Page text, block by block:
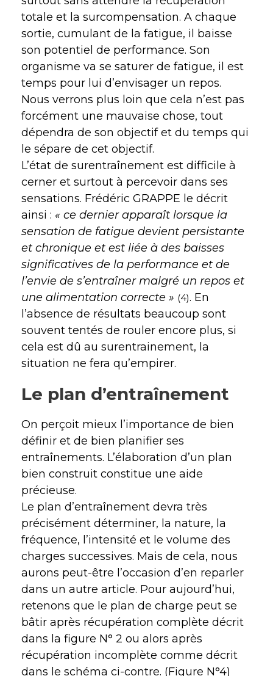
totale et la surcompensation. A chaque
sortie, cumulant de la fatigue, il baisse
son potentiel de performance. Son
organisme va se saturer de fatigue, il est
temps pour lui d’envisager un repos.
Nous verrons plus loin que cela n’est pas
forcément une mauvaise chose, tout
dépendra de son objectif et du temps qui
le sépare de cet objectif.
L’état de surentraînement est difficile à
cerner et surtout à percevoir dans ses
sensations. Frédéric GRAPPE le décrit
ainsi : « ce dernier apparaît lorsque la
sensation de fatigue devient persistante
et chronique et est liée à des baisses
significatives de la performance et de
l’envie de s’entraîner malgré un repos et
une alimentation correcte » (4). En
l’absence de résultats beaucoup sont
souvent tentés de rouler encore plus, si
cela est dû au surentrainement, la
situation ne fera qu’empirer.
Le plan d’entraînement
On perçoit mieux l’importance de bien
définir et de bien planifier ses
entraînements. L’élaboration d’un plan
bien construit constitue une aide
précieuse.
Le plan d’entraînement devra très
précisément déterminer, la nature, la
fréquence, l’intensité et le volume des
charges successives. Mais de cela, nous
aurons peut-être l’occasion d’en reparler
dans un autre article. Pour aujourd’hui,
retenons que le plan de charge peut se
bâtir après récupération complète décrit
dans la figure N° 2 ou alors après
récupération incomplète comme décrit
dans le schéma ci-contre. (Figure N°4)